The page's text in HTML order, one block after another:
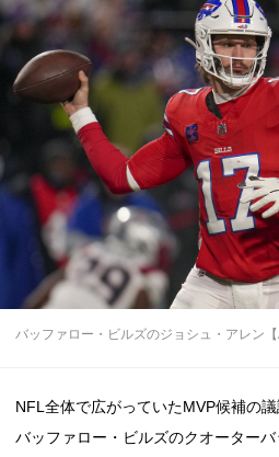
バッファロー・ビルズのジョシュ・アレン
NFL全体で広がっていたMVP候補の議
バッファロー・ビルズのクオーター